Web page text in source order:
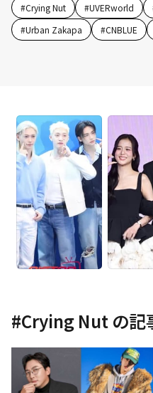
#Crying Nut #UVERworld
#Urban Zakapa #CNBLUE
#Crying Nut の記